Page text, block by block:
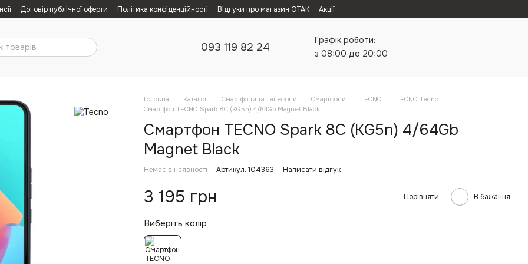
Договір публічної оферти Політика конфіденційності Відгуки про магазин ОТАК Акції
093 119 82 24
Графік роботи:
з 08:00 до 20:00
Головна Каталог Смартфони та телефони Смартфони TECNO
TECNO Tecno
Смартфон TECNO Spark 8C (KG5n) 4/64Gb Magnet Black
Смартфон TECNO Spark 8C (KG5n) 4/64Gb
Magnet Black
Немає в наявності Артикул: 104363 Написати відгук
3 195 грн Порівняти В бажання
Виберіть колір